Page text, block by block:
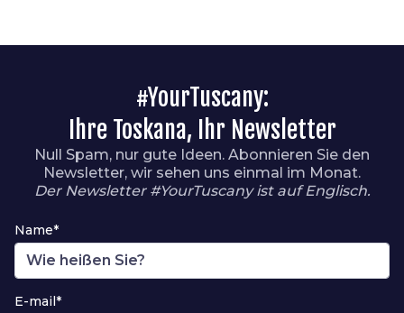
#YourTuscany:
Ihre Toskana, Ihr Newsletter
Null Spam, nur gute Ideen. Abonnieren Sie den
Newsletter, wir sehen uns einmal im Monat.
Der Newsletter #YourTuscany ist auf Englisch.
Name*
E-mail*